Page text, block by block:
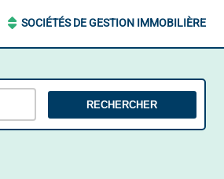
SOCIÉTÉS DE GESTION IMMOBILIÈRE
RECHERCHER